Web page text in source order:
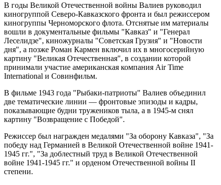
В годы Великой Отечественной войны Валиев руководил
киногруппой Северо-Кавказского фронта и был режиссером
киногруппы Черноморского флота. Отснятые им материалы
вошли в документальные фильмы "Кавказ" и "Генерал
Леселидзе", киножурналы "Советская Грузия" и "Новости
дня", а позже Роман Кармен включил их в многосерийную
картину "Великая Отечественная", в создании которой
принимали участие американская компания Air Time
International и Совинфильм.
В фильме 1943 года "Рыбаки-патриоты" Валиев объединил
две тематические линии — фронтовые эпизоды и кадры,
показывающие будни тружеников тыла, а в 1945-м снял
картину "Возвращение с Победой".
Режиссер был награжден медалями "За оборону Кавказа", "За
победу над Германией в Великой Отечественной войне 1941-
1945 гг.", "За доблестный труд в Великой Отечественной
войне 1941-1945 гг." и орденом Отечественной войны II
степени.